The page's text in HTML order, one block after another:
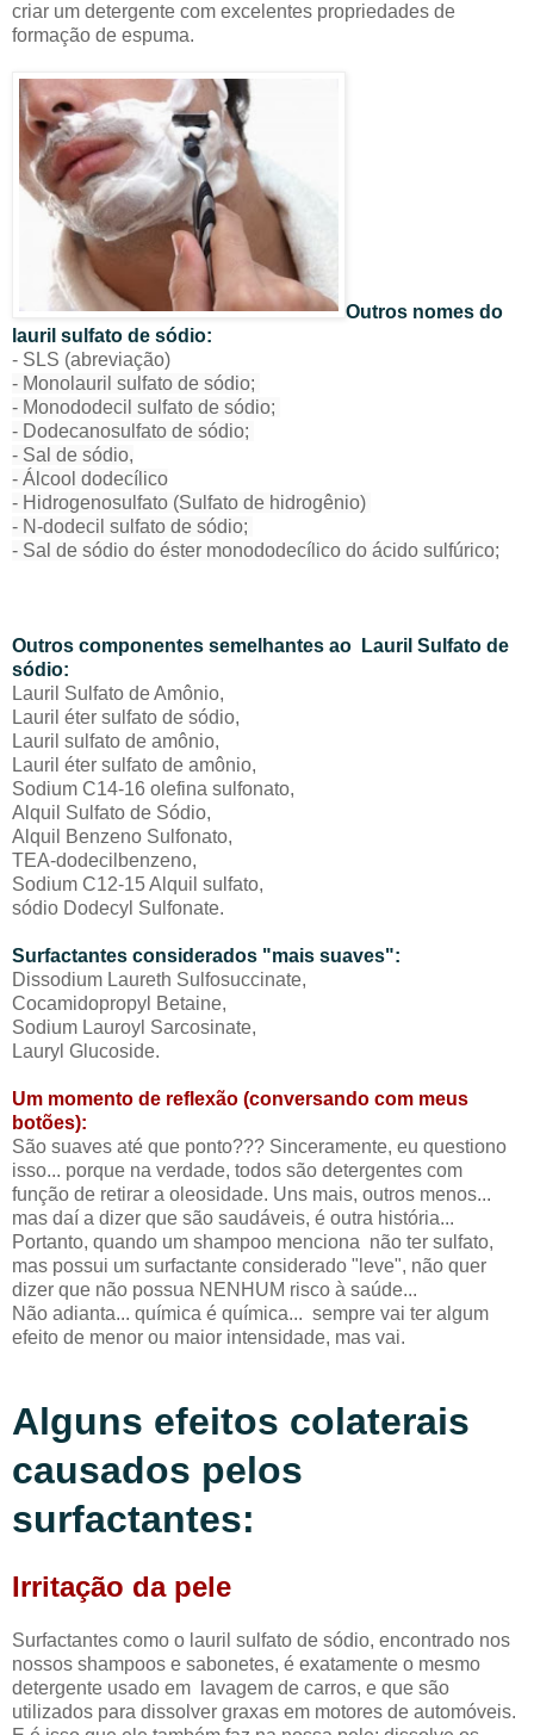
criar um detergente com excelentes propriedades de
formação de espuma.
Outros nomes do
lauril sulfato de sódio:
- SLS (abreviação)
- Monolauril sulfato de sódio;
- Monododecil sulfato de sódio;
- Dodecanosulfato de sódio;
- Sal de sódio,
- Álcool dodecílico
- Hidrogenosulfato (Sulfato de hidrogênio)
- N-dodecil sulfato de sódio;
- Sal de sódio do éster monododecílico do ácido sulfúrico;
Outros componentes semelhantes ao Lauril Sulfato de
sódio:
Lauril Sulfato de Amônio,
Lauril éter sulfato de sódio,
Lauril sulfato de amônio,
Lauril éter sulfato de amônio,
Sodium C14-16 olefina sulfonato,
Alquil Sulfato de Sódio,
Alquil Benzeno Sulfonato,
TEA-dodecilbenzeno,
Sodium C12-15 Alquil sulfato,
sódio Dodecyl Sulfonate.
Surfactantes considerados "mais suaves":
Dissodium Laureth Sulfosuccinate,
Cocamidopropyl Betaine,
Sodium Lauroyl Sarcosinate,
Lauryl Glucoside.
Um momento de reflexão (conversando com meus
botões):
São suaves até que ponto??? Sinceramente, eu questiono
isso... porque na verdade, todos são detergentes com
função de retirar a oleosidade. Uns mais, outros menos...
mas daí a dizer que são saudáveis, é outra história...
Portanto, quando um shampoo menciona não ter sulfato,
mas possui um surfactante considerado "leve", não quer
dizer que não possua NENHUM risco à saúde...
Não adianta... química é química... sempre vai ter algum
efeito de menor ou maior intensidade, mas vai.
Alguns efeitos colaterais
causados pelos
surfactantes:
Irritação da pele
Surfactantes como o lauril sulfato de sódio, encontrado nos
nossos shampoos e sabonetes, é exatamente o mesmo
detergente usado em lavagem de carros, e que são
utilizados para dissolver graxas em motores de automóveis.